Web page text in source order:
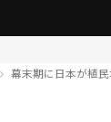
幕末期に日本が植